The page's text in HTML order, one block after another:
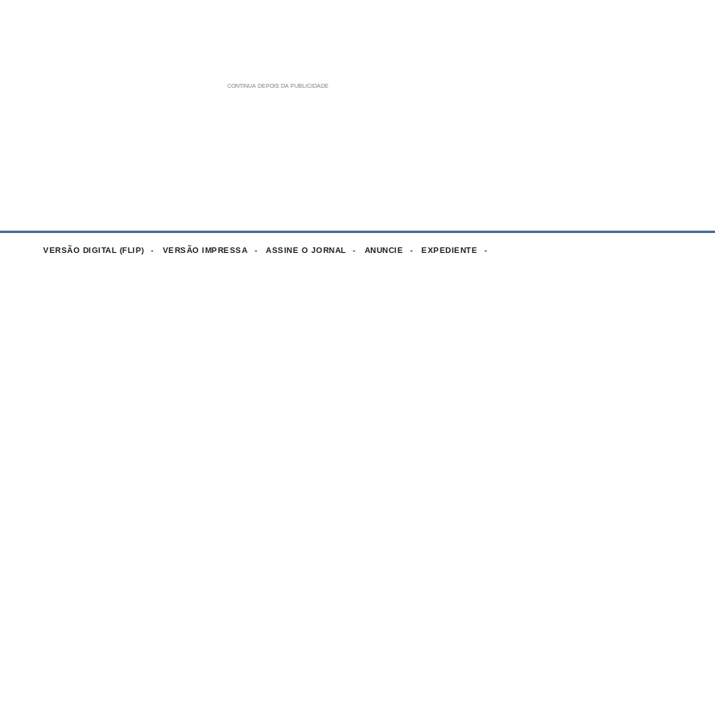
VERSÃO DIGITAL (FLIP) VERSÃO IMPRESSA ASSINE O JORNAL ANUNCIE EXPEDIENTE